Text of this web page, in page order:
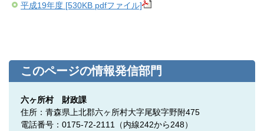
平成19年度 [530KB pdfファイル]
このページの情報発信部門
六ヶ所村 財政課
住所：青森県上北郡六ヶ所村大字尾駮字野附475
電話番号：0175-72-2111（内線242から248）